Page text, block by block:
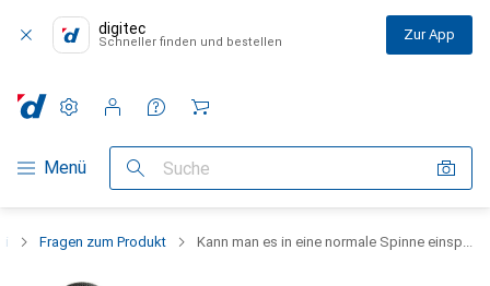
digitec
Schneller finden und bestellen Zur App
Navigation nach Kategorien
Menü Suche
Einstellungen
Kundenkonto
Vergleichslisten
Merklisten
Warenkorb
Fragen zum Produkt Kann man es in eine normale Spinne einsp...